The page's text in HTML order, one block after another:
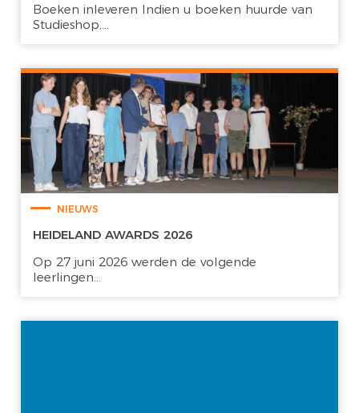
Boeken inleveren Indien u boeken huurde van
Studieshop,...
NIEUWS
HEIDELAND AWARDS 2026
Op 27 juni 2026 werden de volgende
leerlingen...